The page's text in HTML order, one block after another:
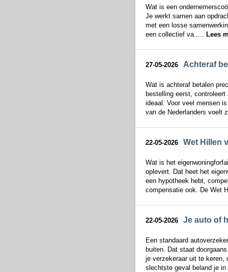
Wat is een
Je werkt samen aan
met een losse
een collectief va..... Lees
27-05-2026 Achteraf
Wat is achteraf betalen
bestelling eerst,
ideaal. Voor veel mensen
van de Nederlanders voelt
22-05-2026 Wet Hillen
Wat is het
oplevert. Dat heet het
een hypotheek hebt,
compensatie ook. De Wet
22-05-2026 Je auto of
Een standaard
buiten. Dat staat
je verzekeraar uit te keren,
slechtste geval beland je